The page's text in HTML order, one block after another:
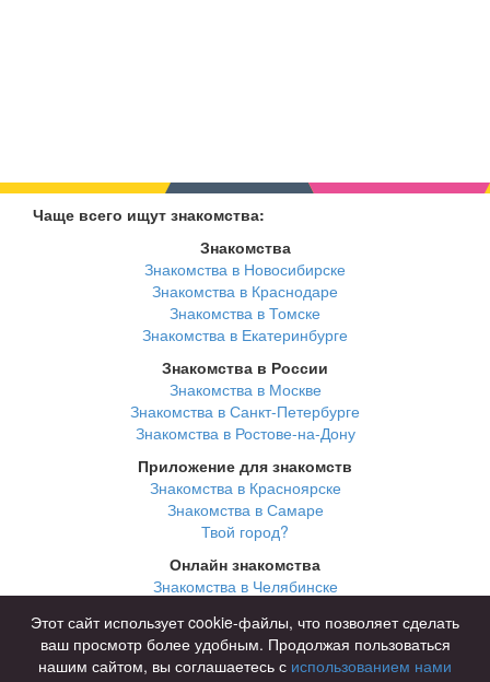
Чаще всего ищут знакомства:
Знакомства
Знакомства в Новосибирске
Знакомства в Краснодаре
Знакомства в Томске
Знакомства в Екатеринбурге
Знакомства в России
Знакомства в Москве
Знакомства в Санкт-Петербурге
Знакомства в Ростове-на-Дону
Приложение для знакомств
Знакомства в Красноярске
Знакомства в Самаре
Твой город?
Онлайн знакомства
Знакомства в Челябинске
Знакомства в Нижнем Новгороде
Этот сайт использует cookie-файлы, что позволяет сделать
ваш просмотр более удобным. Продолжая пользоваться
нашим сайтом, вы соглашаетесь с использованием нами